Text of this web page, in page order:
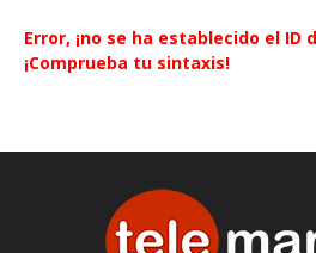
Error, ¡no se ha establecido el ID
¡Comprueba tu sintaxis!